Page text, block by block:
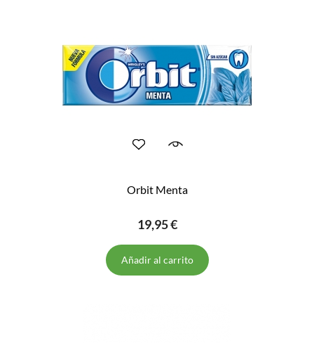
Orbit Menta
19,95 €
Añadir al carrito